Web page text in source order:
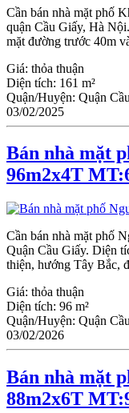
Cần bán nhà mặt phố
quận Cầu Giấy, Hà
mặt đường trước 40m
Giá: thỏa thuận
Diện tích: 161 m²
Quận/Huyện: Quận
03/02/2025
Bán nhà mặt
96m2x4T
Cần bán nhà mặt phố
Quận Cầu Giấy. Diện
thiện, hướng Tây Bắc,
Giá: thỏa thuận
Diện tích: 96 m²
Quận/Huyện: Quận
03/02/2026
Bán nhà mặt
88m2x6T